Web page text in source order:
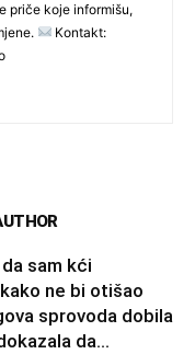
priče koje informišu,
Kontakt:
sam kći
ne bi otišao
sprovoda dobila
da...